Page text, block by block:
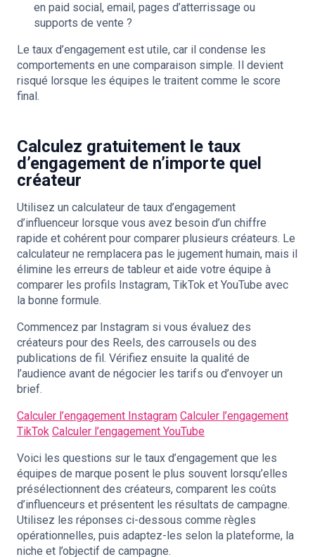
en paid social, email, pages d’atterrissage ou
supports de vente ?
Le taux d’engagement est utile, car il condense les
comportements en une comparaison simple. Il devient
risqué lorsque les équipes le traitent comme le score
final.
Calculez gratuitement le taux
d’engagement de n’importe quel
créateur
Utilisez un calculateur de taux d’engagement
d’influenceur lorsque vous avez besoin d’un chiffre
rapide et cohérent pour comparer plusieurs créateurs. Le
calculateur ne remplacera pas le jugement humain, mais il
élimine les erreurs de tableur et aide votre équipe à
comparer les profils Instagram, TikTok et YouTube avec
la bonne formule.
Commencez par Instagram si vous évaluez des
créateurs pour des Reels, des carrousels ou des
publications de fil. Vérifiez ensuite la qualité de
l’audience avant de négocier les tarifs ou d’envoyer un
brief.
Calculer l’engagement Instagram Calculer l’engagement
TikTok Calculer l’engagement YouTube
Voici les questions sur le taux d’engagement que les
équipes de marque posent le plus souvent lorsqu’elles
présélectionnent des créateurs, comparent les coûts
d’influenceurs et présentent les résultats de campagne.
Utilisez les réponses ci-dessous comme règles
opérationnelles, puis adaptez-les selon la plateforme, la
niche et l’objectif de campagne.